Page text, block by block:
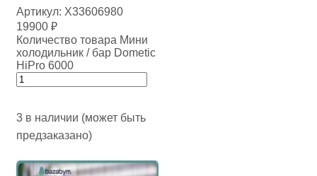
Артикул: Х33606980
19900 ₽
Количество товара Мини
холодильник / бар Dometic
HiPro 6000
3 в наличии (может быть
предзаказано)